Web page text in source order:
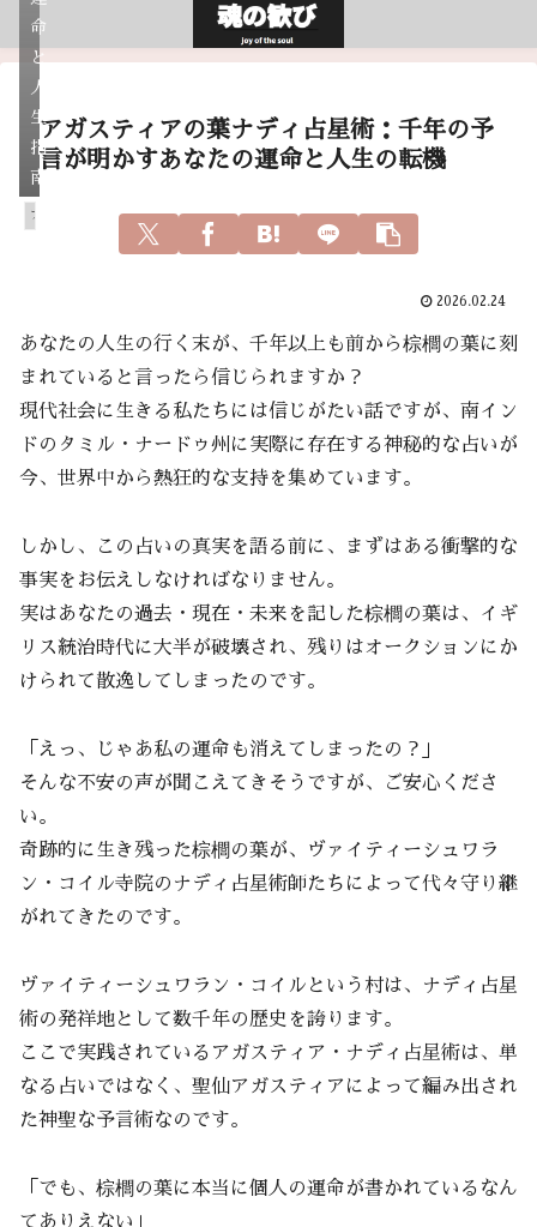
アガスティアの葉ナディ占星術：千年の予
言が明かすあなたの運命と人生の転機
アガスティアの葉
命
と
人
生
指
南
2026.02.24
あなたの人生の行く末が、千年以上も前から棕櫚の葉に刻
まれていると言ったら信じられますか？
現代社会に生きる私たちには信じがたい話ですが、南イン
ドのタミル・ナードゥ州に実際に存在する神秘的な占いが
今、世界中から熱狂的な支持を集めています。
しかし、この占いの真実を語る前に、まずはある衝撃的な
事実をお伝えしなければなりません。
実はあなたの過去・現在・未来を記した棕櫚の葉は、イギ
リス統治時代に大半が破壊され、残りはオークションにか
けられて散逸してしまったのです。
「えっ、じゃあ私の運命も消えてしまったの？」
そんな不安の声が聞こえてきそうですが、ご安心くださ
い。
奇跡的に生き残った棕櫚の葉が、ヴァイティーシュワラ
ン・コイル寺院のナディ占星術師たちによって代々守り継
がれてきたのです。
ヴァイティーシュワラン・コイルという村は、ナディ占星
術の発祥地として数千年の歴史を誇ります。
ここで実践されているアガスティア・ナディ占星術は、単
なる占いではなく、聖仙アガスティアによって編み出され
た神聖な予言術なのです。
「でも、棕櫚の葉に本当に個人の運命が書かれているなん
てありえない」